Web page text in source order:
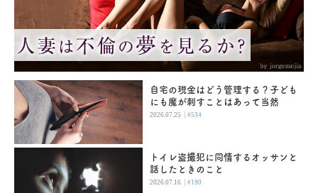
自宅の現金はどう管理する？子ども
にも魔が刺すことはあって当然
2026.07.25 |#534
トイレ盗撮犯に同情するオッサンと
話したときのこと
2026.07.16 |#190